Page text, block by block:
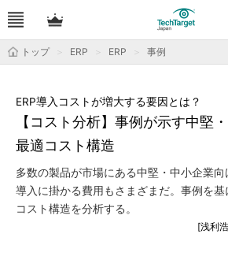
トップ ERP ERP 事例
【コスト分析】事例が示す中堅
最適コスト構造
ERP導入コストが増大する要因とは？
多数の製品が市場にある中堅・中小企業向
導入に掛かる費用もさまざまだ。事例を基
コスト構造を分析する。
[浅利